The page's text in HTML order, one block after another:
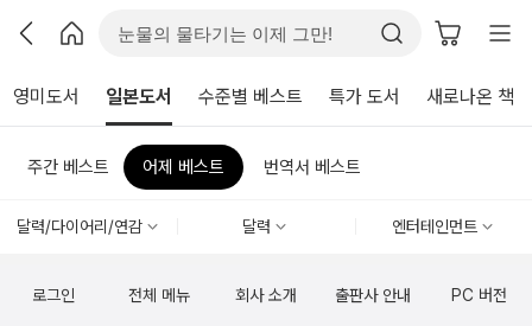
영미도서 일본도서 수준별 베스트 특가 도서 새로나온 책
주간 베스트 어제 베스트 번역서 베스트
달력/다이어리/연감 달력 엔터테인먼트
로그인 전체 메뉴 회사 소개 출판사 안내 PC 버전